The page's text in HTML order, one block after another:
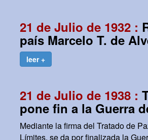
21 de Julio de 1932 :
país Marcelo T. de
leer +
21 de Julio de 1938 :
pone fin a la Guerra
Mediante la firma del Tratado de
Límites, se da por finalizada la